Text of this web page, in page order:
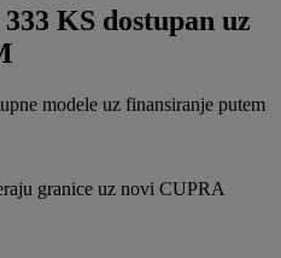
KS dostupan uz
modele uz finansiranje putem
granice uz novi CUPRA